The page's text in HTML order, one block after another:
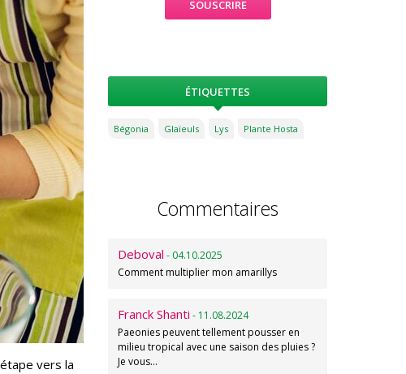
vers la
ÉTIQUETTES
Bégonia Glaïeuls Lys Plante Hosta
Commentaires
Deboval - 04.10.2025
Comment multiplier mon amarillys
Franck Shanti - 11.08.2024
Paeonies peuvent tellement pousser en
milieu tropical avec une saison des pluies ?
Je vous…